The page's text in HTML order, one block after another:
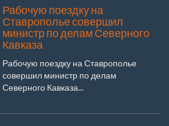
Рабочую поездку на
Ставрополье совершил
министр по делам Северного
Кавказа
Рабочую поездку на Ставрополье
совершил министр по делам
Северного Кавказа...